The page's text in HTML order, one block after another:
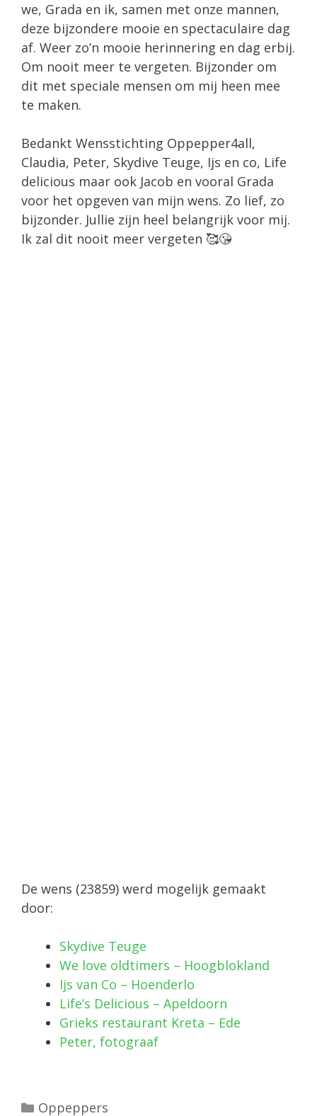
we, Grada en ik, samen met onze mannen,
deze bijzondere mooie en spectaculaire dag
af. Weer zo’n mooie herinnering en dag erbij.
Om nooit meer te vergeten. Bijzonder om
dit met speciale mensen om mij heen mee
te maken.
Bedankt Wensstichting Oppepper4all,
Claudia, Peter, Skydive Teuge, Ijs en co, Life
delicious maar ook Jacob en vooral Grada
voor het opgeven van mijn wens. Zo lief, zo
bijzonder. Jullie zijn heel belangrijk voor mij.
Ik zal dit nooit meer vergeten 🥰😘
De wens (23859) werd mogelijk gemaakt
door:
Skydive Teuge
We love oldtimers – Hoogblokland
Ijs van Co – Hoenderlo
Life’s Delicious – Apeldoorn
Grieks restaurant Kreta – Ede
Peter, fotograaf
Oppeppers